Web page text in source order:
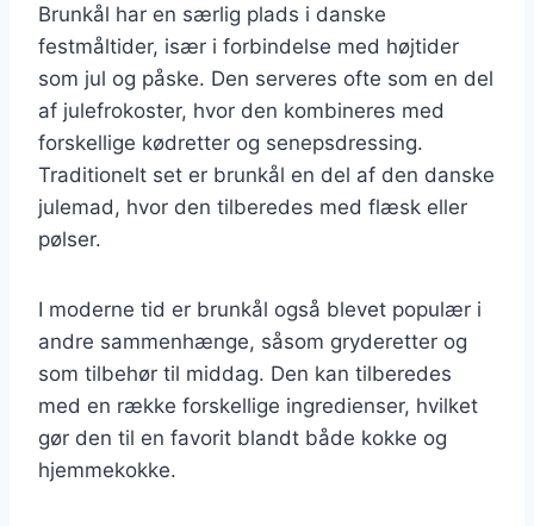
Brunkål har en særlig plads i danske
festmåltider, især i forbindelse med højtider
som jul og påske. Den serveres ofte som en del
af julefrokoster, hvor den kombineres med
forskellige kødretter og senepsdressing.
Traditionelt set er brunkål en del af den danske
julemad, hvor den tilberedes med flæsk eller
pølser.
I moderne tid er brunkål også blevet populær i
andre sammenhænge, såsom gryderetter og
som tilbehør til middag. Den kan tilberedes
med en række forskellige ingredienser, hvilket
gør den til en favorit blandt både kokke og
hjemmekokke.